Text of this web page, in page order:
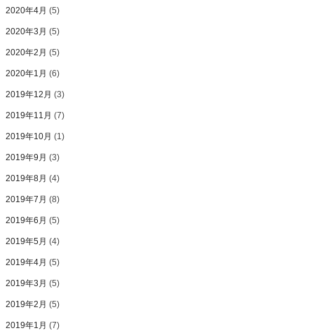
2020年4月 (5)
2020年3月 (5)
2020年2月 (5)
2020年1月 (6)
2019年12月 (3)
2019年11月 (7)
2019年10月 (1)
2019年9月 (3)
2019年8月 (4)
2019年7月 (8)
2019年6月 (5)
2019年5月 (4)
2019年4月 (5)
2019年3月 (5)
2019年2月 (5)
2019年1月 (7)